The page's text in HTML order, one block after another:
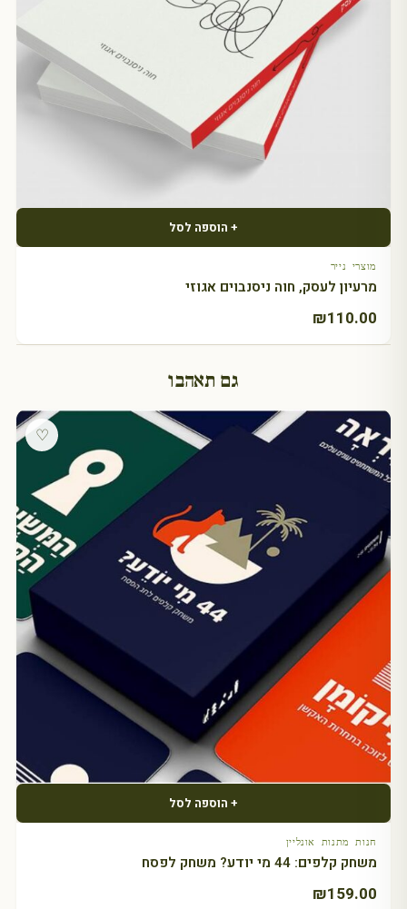
+ הוספה לסל
מוצרי נייר
מרעיון לעסק, חוה ניסנבוים אגוזי
₪110.00
גם תאהבו
♡
+ הוספה לסל
חנות מתנות אונליין
משחק קלפים: 44 מי יודע? משחק לפסח
₪159.00